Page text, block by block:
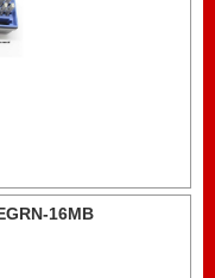
16MB